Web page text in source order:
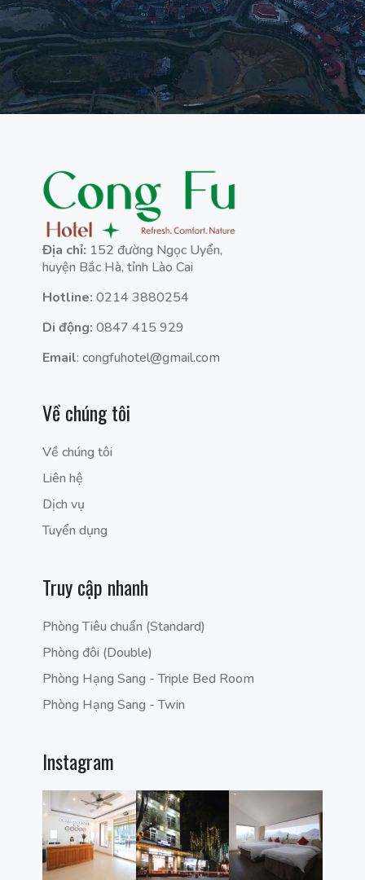
Địa chỉ: 152 đường Ngọc Uyển,
huyện Bắc Hà, tỉnh Lào Cai
Hotline: 0214 3880254
Di động: 0847 415 929
Email: congfuhotel@gmail.com
Về chúng tôi
Về chúng tôi
Liên hệ
Dịch vụ
Tuyển dụng
Truy cập nhanh
Phòng Tiêu chuẩn (Standard)
Phòng đôi (Double)
Phòng Hạng Sang - Triple Bed Room
Phòng Hạng Sang - Twin
Instagram